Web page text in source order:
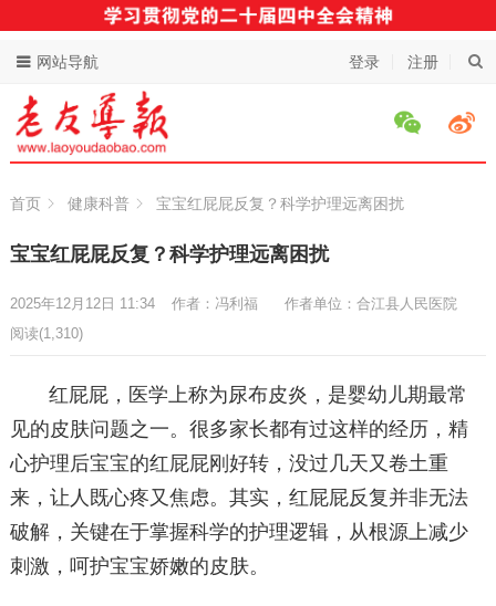
登录 注册
网站导航
首页 健康科普 宝宝红屁屁反复？科学护理远离困扰
宝宝红屁屁反复？科学护理远离困扰
作者：冯利福 作者单位：合江县人民医院
2025年12月12日 11:34
阅读(1,310)
红屁屁，医学上称为尿布皮炎，是婴幼儿期最常
见的皮肤问题之一。很多家长都有过这样的经历，精
心护理后宝宝的红屁屁刚好转，没过几天又卷土重
来，让人既心疼又焦虑。其实，红屁屁反复并非无法
破解，关键在于掌握科学的护理逻辑，从根源上减少
刺激，呵护宝宝娇嫩的皮肤。